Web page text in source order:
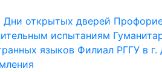
Дни открытых дверей
испытаниям
языков Филиал РГГУ в